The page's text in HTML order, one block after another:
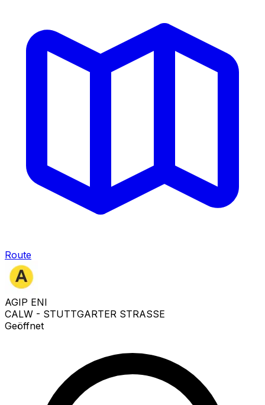
Route
AGIP ENI
CALW - STUTTGARTER STRASSE
Geöffnet